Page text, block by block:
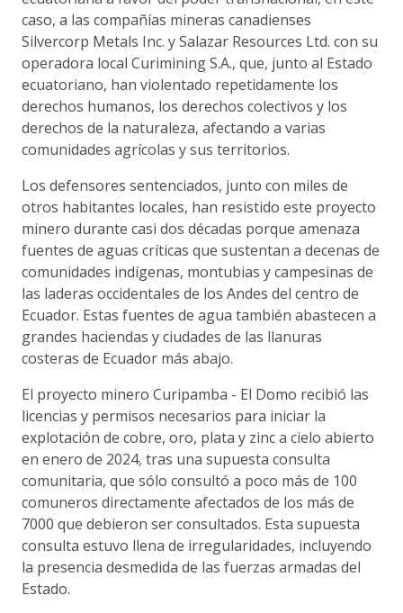
caso, a las compañías mineras canadienses
Silvercorp Metals Inc. y Salazar Resources Ltd. con su
operadora local Curimining S.A., que, junto al Estado
ecuatoriano, han violentado repetidamente los
derechos humanos, los derechos colectivos y los
derechos de la naturaleza, afectando a varias
comunidades agrícolas y sus territorios.
Los defensores sentenciados, junto con miles de
otros habitantes locales, han resistido este proyecto
minero durante casi dos décadas porque amenaza
fuentes de aguas críticas que sustentan a decenas de
comunidades indígenas, montubias y campesinas de
las laderas occidentales de los Andes del centro de
Ecuador. Estas fuentes de agua también abastecen a
grandes haciendas y ciudades de las llanuras
costeras de Ecuador más abajo.
El proyecto minero Curipamba - El Domo recibió las
licencias y permisos necesarios para iniciar la
explotación de cobre, oro, plata y zinc a cielo abierto
en enero de 2024, tras una supuesta consulta
comunitaria, que sólo consultó a poco más de 100
comuneros directamente afectados de los más de
7000 que debieron ser consultados. Esta supuesta
consulta estuvo llena de irregularidades, incluyendo
la presencia desmedida de las fuerzas armadas del
Estado.